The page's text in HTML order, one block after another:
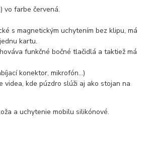
vo farbe červená.
s magnetickým uchytením bez klipu, má
kartu.
funkčné bočné tlačidlá a taktiež má
konektor, mikrofón...)
videa, kde púzdro slúži aj ako stojan na
a uchytenie mobilu silikónové.